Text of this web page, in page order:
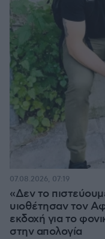
«Δεν το
υιοθέτησαν τον
εκδοχή για το
στην απολογία
07.08.2026, 07:19